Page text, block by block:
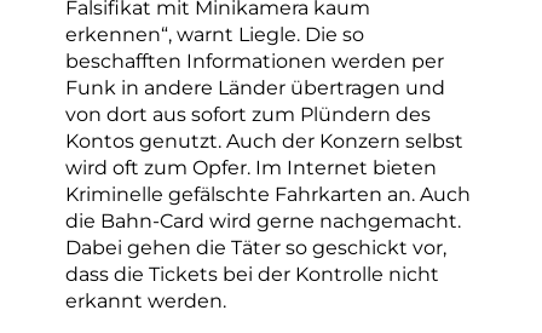
Falsifikat mit Minikamera kaum
erkennen“, warnt Liegle. Die so
beschafften Informationen werden per
Funk in andere Länder übertragen und
von dort aus sofort zum Plündern des
Kontos genutzt. Auch der Konzern selbst
wird oft zum Opfer. Im Internet bieten
Kriminelle gefälschte Fahrkarten an. Auch
die Bahn-Card wird gerne nachgemacht.
Dabei gehen die Täter so geschickt vor,
dass die Tickets bei der Kontrolle nicht
erkannt werden.